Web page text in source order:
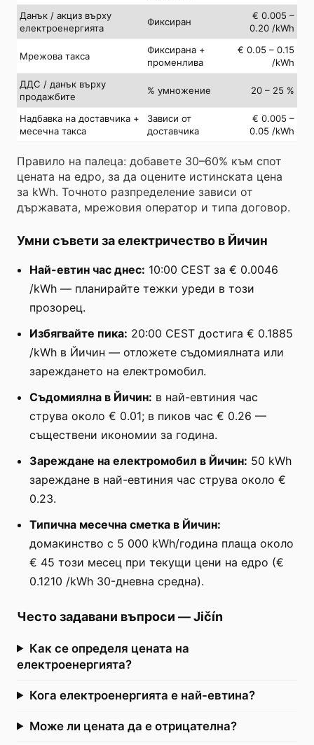
Данък / акциз върху
електроенергията
Фиксиран
€ 0.005 –
0.20 /kWh
Мрежова такса
Фиксирана +
променлива
€ 0.05 – 0.15
/kWh
ДДС / данък върху
продажбите
% умножение 20 – 25 %
Надбавка на доставчика +
месечна такса
Зависи от
доставчика
€ 0.005 –
0.05 /kWh
Правило на палеца: добавете 30–60% към спот
цената на едро, за да оцените истинската цена
за kWh. Точното разпределение зависи от
държавата, мрежовия оператор и типа договор.
Умни съвети за електричество в Йичин
Най-евтин час днес: 10:00 CEST за € 0.0046
/kWh — планирайте тежки уреди в този
прозорец.
Избягвайте пика: 20:00 CEST достига € 0.1885
/kWh в Йичин — отложете съдомиялната или
зареждането на електромобил.
Съдомиялна в Йичин: в най-евтиния час
струва около € 0.01; в пиков час € 0.26 —
съществени икономии за година.
Зареждане на електромобил в Йичин: 50 kWh
зареждане в най-евтиния час струва около €
0.23.
Типична месечна сметка в Йичин:
домакинство с 5 000 kWh/година плаща около
€ 45 този месец при текущи цени на едро (€
0.1210 /kWh 30-дневна средна).
Често задавани въпроси —Jičín
Как се определя цената на
електроенергията?
Кога електроенергията е най-евтина?
Може ли цената да е отрицателна?